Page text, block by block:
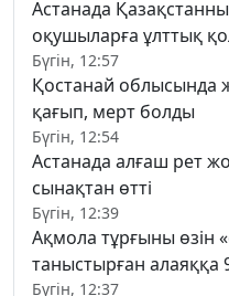
Астанада
оқушыларға ұлттық
Бүгін, 12:57
Қостанай облысында
қағып, мерт болды
Бүгін, 12:54
Астанада алғаш рет
сынақтан өтті
Бүгін, 12:39
Ақмола тұрғыны өзін
таныстырған алаяққа
Бүгін, 12:37